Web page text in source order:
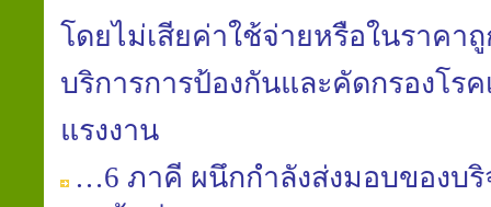
โดยไม่เสียค่าใช้จ่ายหรือในราคา
บริการการป้องกันและคัดกรองโร
แรงงาน
…6 ภาคี ผนึกกำลังส่งมอบของบ